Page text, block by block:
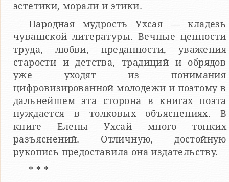
эстетики, морали и этики.
Народная мудрость Ухсая — кладезь
чувашской литературы. Вечные ценности
труда, любви, преданности, уважения
старости и детства, традиций и обрядов
уже уходят из понимания
цифровизированной молодежи и поэтому в
дальнейшем эта сторона в книгах поэта
нуждается в толковых объяснениях. В
книге Елены Ухсай много тонких
разъяснений. Отличную, достойную
рукопись предоставила она издательству.
* * *